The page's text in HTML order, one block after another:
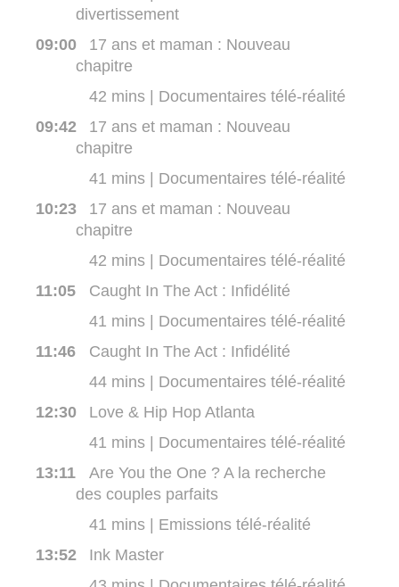
divertissement
09:0017 ans et maman : Nouveau
chapitre
42 mins | Documentaires télé-réalité
09:4217 ans et maman : Nouveau
chapitre
41 mins | Documentaires télé-réalité
10:2317 ans et maman : Nouveau
chapitre
42 mins | Documentaires télé-réalité
11:05 Caught In The Act : Infidélité
41 mins | Documentaires télé-réalité
11:46 Caught In The Act : Infidélité
44 mins | Documentaires télé-réalité
12:30Love & Hip Hop Atlanta
41 mins | Documentaires télé-réalité
13:11 Are You the One ? A la recherche
des couples parfaits
41 mins | Emissions télé-réalité
13:52Ink Master